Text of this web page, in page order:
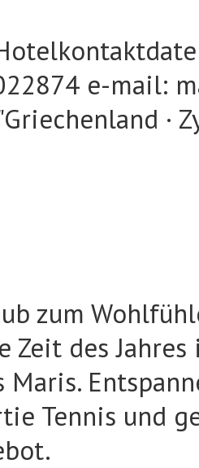
e-mail:
·
zum
Zeit des
Maris.
Tennis und